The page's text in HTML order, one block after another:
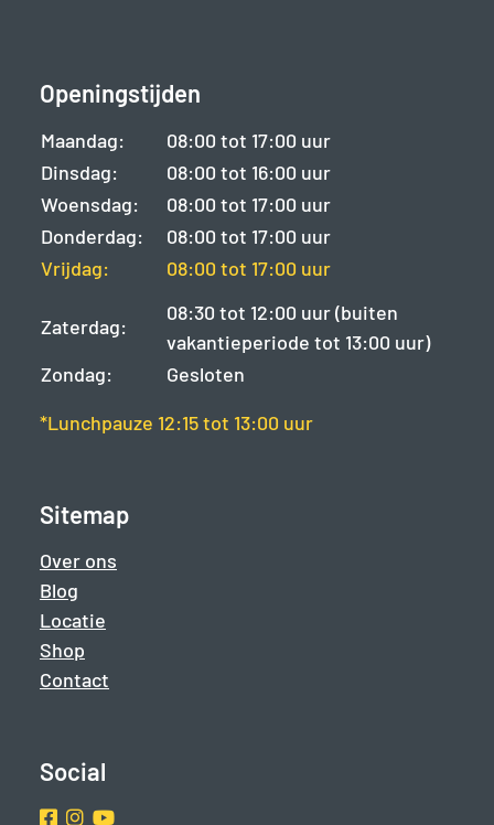
Openingstijden
Maandag:
08:00 tot 17:00 uur
Dinsdag:
08:00 tot 16:00 uur
Woensdag:
08:00 tot 17:00 uur
Donderdag:
08:00 tot 17:00 uur
Vrijdag:
08:00 tot 17:00 uur
Zaterdag:
08:30 tot 12:00 uur (buiten
vakantieperiode tot 13:00 uur)
Zondag:
Gesloten
*Lunchpauze 12:15 tot 13:00 uur
Sitemap
Over ons
Blog
Locatie
Shop
Contact
Social
Facebook
Instragram
Youtube